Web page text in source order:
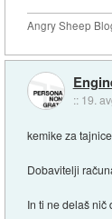
Angry Sheep
:: 19.
kemike za
Dobavitelji
In ti ne delaš nič